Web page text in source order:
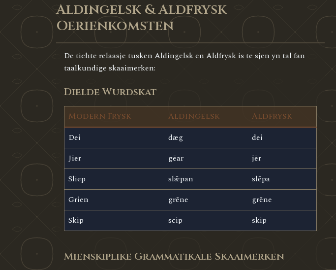
Aldingelsk & Aldfrysk
Oerienkomsten
De tichte relaasje tusken Aldingelsk en Aldfrysk is te sjen yn tal fan
taalkundige skaaimerken:
Dielde Wurdskat
Modern Frysk Aldingelsk Aldfrysk
Dei dæg
dei
Jier
gēar
jēr
Sliep
slǣpan
slēpa
Grien
grēne
grēne
Skip
scip skip
Mienskiplike Grammatikale Skaaimerken